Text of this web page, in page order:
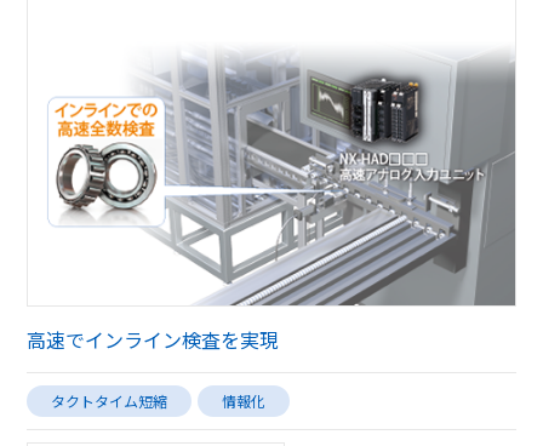
高速でインライン検査を実現
タクトタイム短縮 情報化